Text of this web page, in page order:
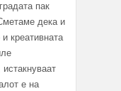
пак
дека и
и креативната
е на